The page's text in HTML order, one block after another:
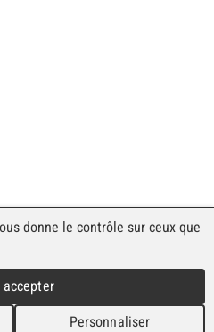
donne le contrôle sur ceux que
accepter
Personnaliser